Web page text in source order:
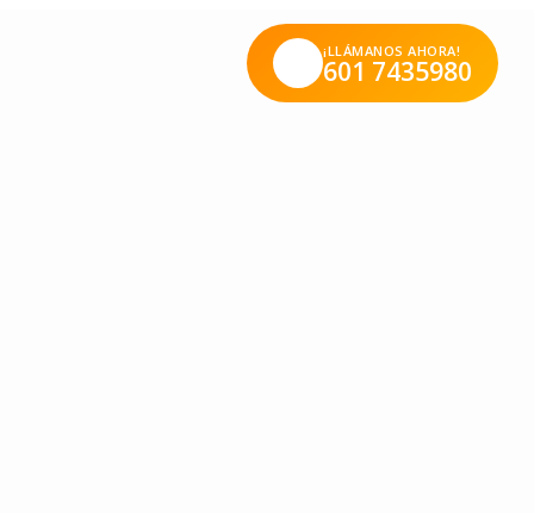
no sólo ejercitan su cuerpo sino también su mente,
¡LLÁMANOS AHORA!
601 7435980